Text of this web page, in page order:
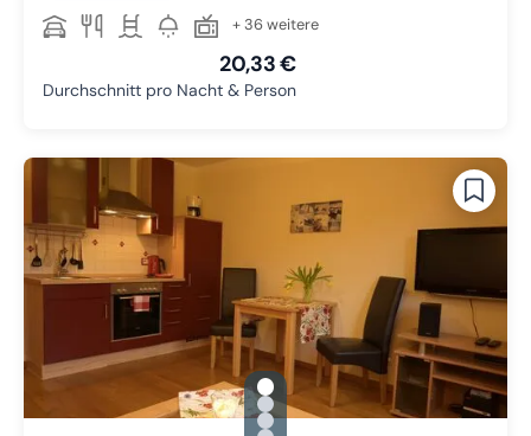
+ 36 weitere
20,33 €
Durchschnitt pro Nacht & Person
gallery.slide_selector
Zu Slide 1 wechseln
Zu Slide 2 wechseln